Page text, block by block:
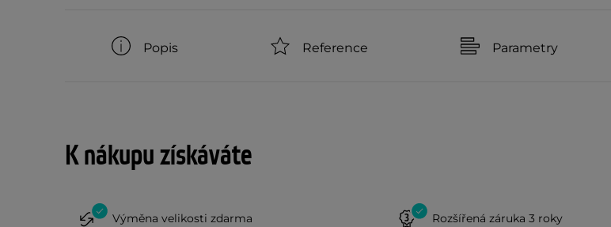
Popis Reference Parametry
K nákupu získáváte
Výměna velikosti zdarma Rozšířená záruka 3 roky